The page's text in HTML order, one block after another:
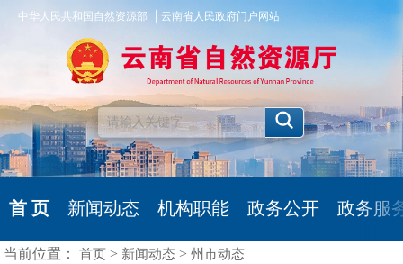
中华人民共和国自然资源部 |云南省人民政府门户网站
首 页 新闻动态 机构职能 政务公开 政务服
当前位置：首页 > 新闻动态 >州市动态